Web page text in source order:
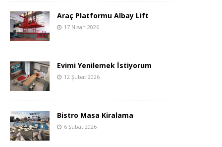
Araç Platformu Albay Lift
17 Nisan 2026
Evimi Yenilemek İstiyorum
12 Şubat 2026
Bistro Masa Kiralama
6 Şubat 2026